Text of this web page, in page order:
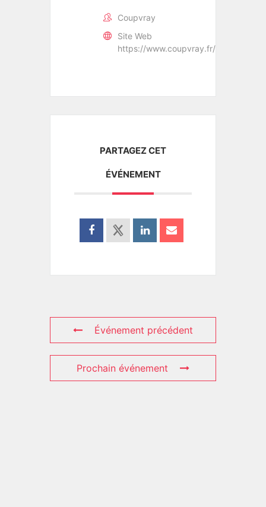
Coupvray
Site Web
https://www.coupvray.fr/
PARTAGEZ CET
ÉVÉNEMENT
Événement précédent
Prochain événement